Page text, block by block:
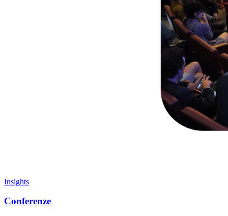
Insights
Conferenze